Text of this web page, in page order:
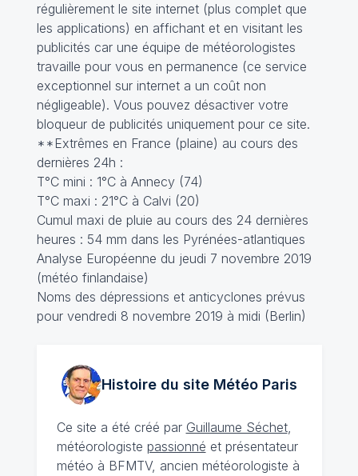
régulièrement le site internet (plus complet que
les applications) en affichant et en visitant les
publicités car une équipe de météorologistes
travaille pour vous en permanence (ce service
exceptionnel sur internet a un coût non
négligeable). Vous pouvez désactiver votre
bloqueur de publicités uniquement pour ce site.
**Extrêmes en France (plaine) au cours des
dernières 24h :
T°C mini : 1°C à Annecy (74)
T°C maxi : 21°C à Calvi (20)
Cumul maxi de pluie au cours des 24 dernières
heures : 54 mm dans les Pyrénées-atlantiques
Analyse Européenne du jeudi 7 novembre 2019
(météo finlandaise)
Noms des dépressions et anticyclones prévus
pour vendredi 8 novembre 2019 à midi (Berlin)
Histoire du site MétéoParis
Ce site a été créé par Guillaume Séchet,
météorologiste passionné et présentateur
météo à BFMTV, ancien météorologiste à